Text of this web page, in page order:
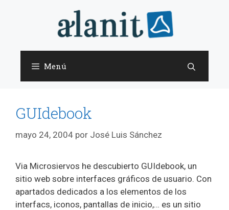
Menú
GUIdebook
mayo 24, 2004 por José Luis Sánchez
Via Microsiervos he descubierto GUIdebook, un
sitio web sobre interfaces gráficos de usuario. Con
apartados dedicados a los elementos de los
interfacs, iconos, pantallas de inicio,… es un sitio